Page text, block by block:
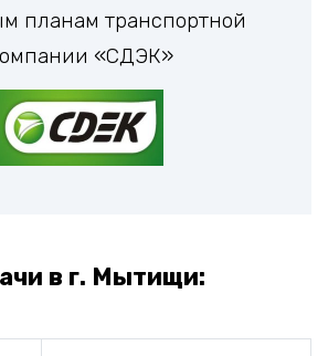
планам транспортной
«СДЭК»
в г. Мытищи: